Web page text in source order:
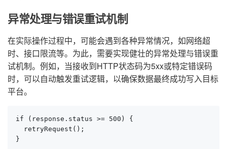
异常处理与错误重试机制
在实际操作过程中，可能会遇到各种异常情况，如网络超
时、接口限流等。为此，需要实现健壮的异常处理与错误重
试机制。例如，当接收到HTTP状态码为5xx或特定错误码
时，可以自动触发重试逻辑，以确保数据最终成功写入目标
平台。
if (response.status >= 500) {
  retryRequest();
}